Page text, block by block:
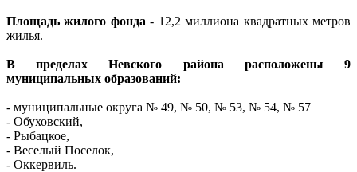
Площадь жилого фонда - 12,2 миллиона квадратных метров
жилья.
В пределах Невского района расположены 9
муниципальных образований:
- муниципальные округа № 49, № 50, № 53, № 54, № 57
- Обуховский,
- Рыбацкое,
- Веселый Поселок,
- Оккервиль.